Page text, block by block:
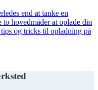
end at tanke en
hovedmåder at oplade din
og tricks til opladning på